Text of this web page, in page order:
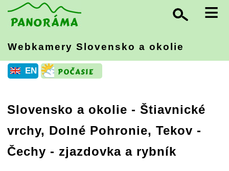
≡
Webkamery Slovensko a okolie
EN
Slovensko a okolie - Štiavnické
vrchy, Dolné Pohronie, Tekov -
Čechy - zjazdovka a rybník